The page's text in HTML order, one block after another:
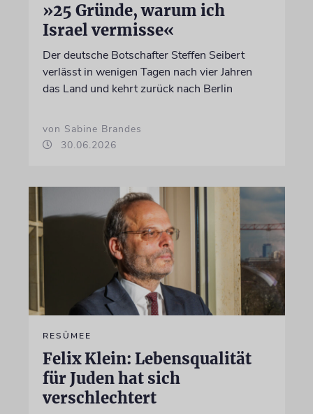
»25 Gründe, warum ich
Israel vermisse«
Der deutsche Botschafter Steffen Seibert
verlässt in wenigen Tagen nach vier Jahren
das Land und kehrt zurück nach Berlin
von Sabine Brandes
30.06.2026
RESÜMEE
Felix Klein: Lebensqualität
für Juden hat sich
verschlechtert